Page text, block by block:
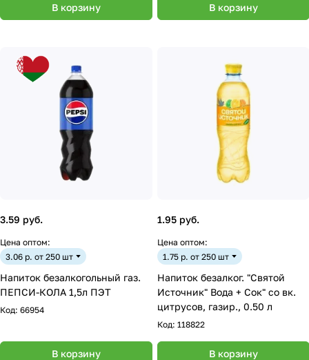
В корзину В корзину
3.59 руб.
Цена оптом:
3.06 р. от 250 шт
Напиток безалкогольный газ.
ПЕПСИ-КОЛА 1,5л ПЭТ
Код: 66954
В корзину
1.95 руб.
Цена оптом:
1.75 р. от 250 шт
Напиток безалког. "Святой
Источник" Вода + Сок" со вк.
цитрусов, газир., 0.50 л
Код: 118822
В корзину